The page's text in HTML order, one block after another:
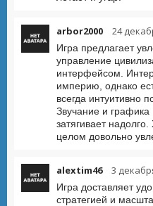
arbor2000 24
Игра предлагает
управление
интерфейсом.
империю, однако
всегда интуитивно
Звучание и
затягивает
целом довольно
alextim46 3
Игра доставляет
стратегией и